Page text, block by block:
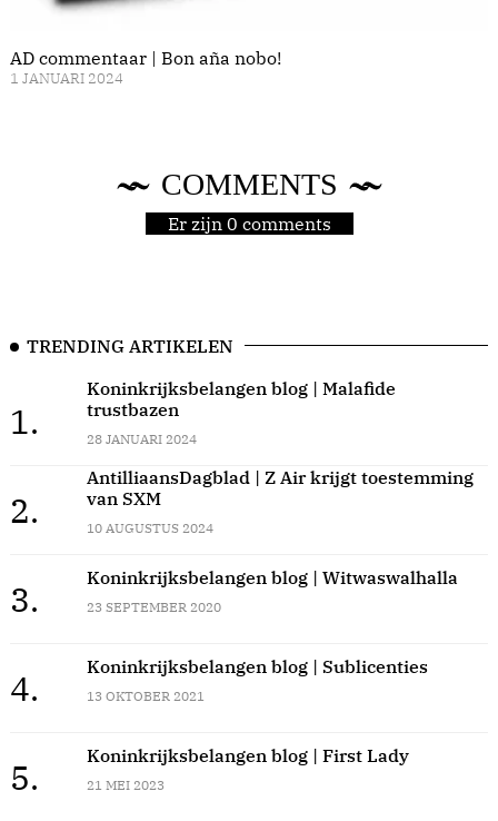
AD commentaar | Bon aña nobo!
1 JANUARI 2024
COMMENTS
Er zijn 0 comments
TRENDING ARTIKELEN
1.
Koninkrijksbelangen blog | Malafide
trustbazen
28 JANUARI 2024
2.
AntilliaansDagblad | Z Air krijgt toestemming
van SXM
10 AUGUSTUS 2024
3.
Koninkrijksbelangen blog | Witwaswalhalla
23 SEPTEMBER 2020
4.
Koninkrijksbelangen blog | Sublicenties
13 OKTOBER 2021
5.
Koninkrijksbelangen blog | First Lady
21 MEI 2023